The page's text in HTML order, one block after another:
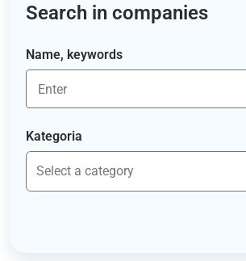
Search in companies
Name, keywords
Kategoria